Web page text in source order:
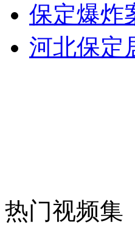
外交部：反对强权政治
外交部：有关国家言论
保定爆炸
河北保定
热门视频集